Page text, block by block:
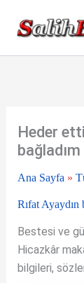
Heder
bağladım
Ana Sayfa »
Rıfat Ayaydın
Bestesi ve
Hicazkâr
bilgileri,